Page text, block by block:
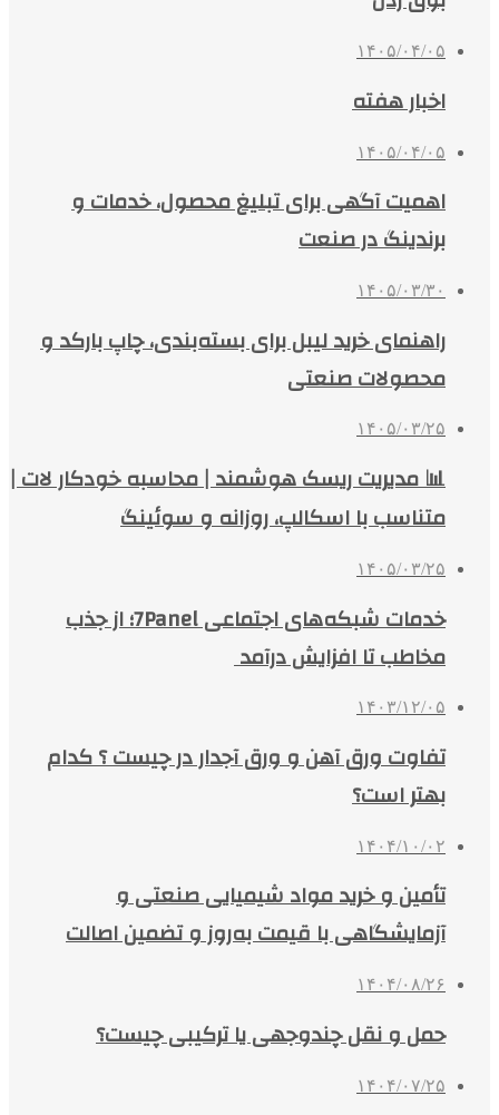
۱۴۰۵/۰۴/۰۵
اخبار هفته
۱۴۰۵/۰۴/۰۵
اهمیت آگهی برای تبلیغ محصول، خدمات و
برندینگ در صنعت
۱۴۰۵/۰۳/۳۰
راهنمای خرید لیبل برای بسته‌بندی، چاپ بارکد و
محصولات صنعتی
۱۴۰۵/۰۳/۲۵
📊 مدیریت ریسک هوشمند | محاسبه خودکار لات |
متناسب با اسکالپ، روزانه و سوئینگ
۱۴۰۵/۰۳/۲۵
خدمات شبکه‌های اجتماعی 7Panel؛ از جذب
مخاطب تا افزایش درآمد
۱۴۰۳/۱۲/۰۵
تفاوت ورق آهن و ورق آجدار در چیست ؟ کدام
بهتر است؟
۱۴۰۴/۱۰/۰۲
تأمین و خرید مواد شیمیایی صنعتی و
آزمایشگاهی با قیمت به‌روز و تضمین اصالت
۱۴۰۴/۰۸/۲۶
حمل و نقل چندوجهی یا ترکیبی چیست؟
۱۴۰۴/۰۷/۲۵